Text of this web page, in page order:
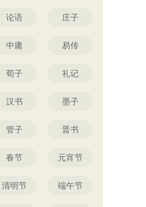
论语 庄子
中庸 易传
荀子 礼记
汉书 墨子
管子 晋书
春节 元宵节
清明节 端午节